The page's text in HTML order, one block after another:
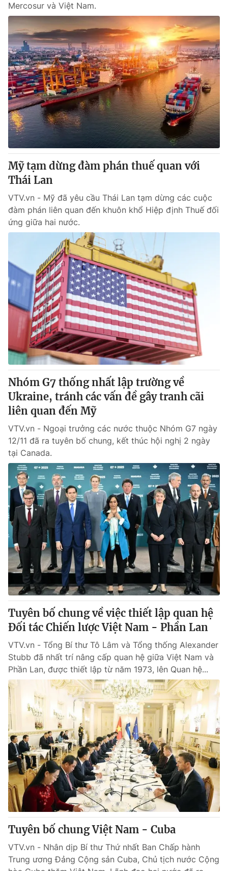
Mercosur và Việt Nam.
Mỹ tạm dừng đàm phán thuế quan với
Thái Lan
VTV.vn - Mỹ đã yêu cầu Thái Lan tạm dừng các cuộc
đàm phán liên quan đến khuôn khổ Hiệp định Thuế đối
ứng giữa hai nước.
Nhóm G7 thống nhất lập trường về
Ukraine, tránh các vấn đề gây tranh cãi
liên quan đến Mỹ
VTV.vn - Ngoại trưởng các nước thuộc Nhóm G7 ngày
12/11 đã ra tuyên bố chung, kết thúc hội nghị 2 ngày
tại Canada.
Tuyên bố chung về việc thiết lập quan hệ
Đối tác Chiến lược Việt Nam - Phần Lan
VTV.vn - Tổng Bí thư Tô Lâm và Tổng thống Alexander
Stubb đã nhất trí nâng cấp quan hệ giữa Việt Nam và
Phần Lan, được thiết lập từ năm 1973, lên Quan hệ...
Tuyên bố chung Việt Nam - Cuba
VTV.vn - Nhân dịp Bí thư Thứ nhất Ban Chấp hành
Trung ương Đảng Cộng sản Cuba, Chủ tịch nước Cộng